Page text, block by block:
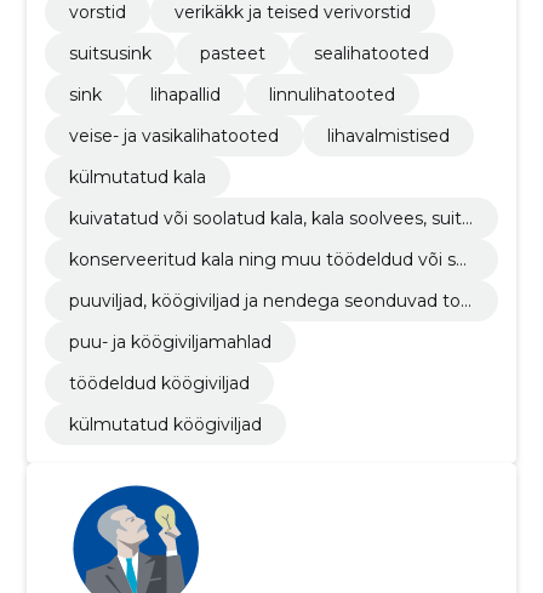
vorstid
verikäkk ja teised verivorstid
suitsusink
pasteet
sealihatooted
sink
lihapallid
linnulihatooted
veise- ja vasikalihatooted
lihavalmistised
külmutatud kala
kuivatatud või soolatud kala, kala soolvees, suits
konserveeritud kala ning muu töödeldud või säil
puuviljad, köögiviljad ja nendega seonduvad too
puu- ja köögiviljamahlad
töödeldud köögiviljad
külmutatud köögiviljad